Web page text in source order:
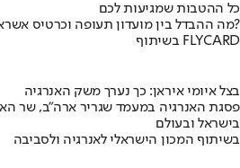
כל ההטבות שמגיעות לכם
מה ההבדל בין מועדון תעופה וכרטיס אשראי?
בשיתוף FLYCARD
בצל איומי איראן: כך נערך משק האנרגיה
פסגת האנרגיה במעמד שגריר ארה"ב, שר
בישראל ובעולם
בשיתוף המכון הישראלי לאנרגיה ולסביבה